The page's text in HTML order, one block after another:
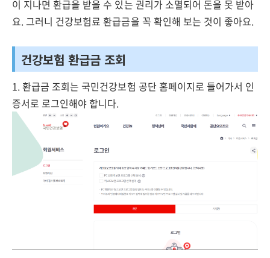
이 지나면 환급을 받을 수 있는 권리가 소멸되어 돈을 못 받아
요. 그러니 건강보험료 환급금을 꼭 확인해 보는 것이 좋아요.
건강보험 환급금 조회
1. 환급금 조회는 국민건강보험 공단 홈페이지로 들어가서 인
증서로 로그인해야 합니다.